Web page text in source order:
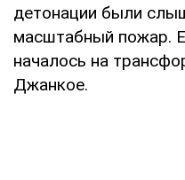
детонации были
масштабный пожар.
началось на
Джанкое.